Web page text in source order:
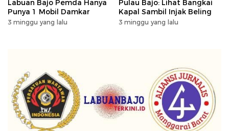
Labuan Bajo Pemda Hanya
Punya 1 Mobil Damkar
3 minggu yang lalu
Pulau Bajo: Lihat Bangkai
Kapal Sambil Injak Beling
3 minggu yang lalu